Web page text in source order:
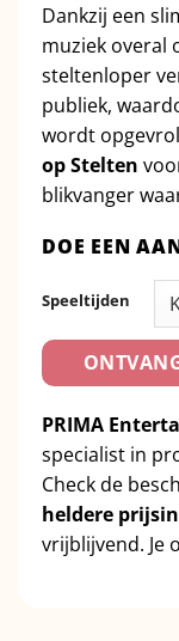
Dankzij een
muziek overal
steltenloper
publiek,
wordt
op Stelten
blikvanger
DOE EEN
Speeltijden
PRIMA
specialist in
Check de
heldere
vrijblijvend. Je